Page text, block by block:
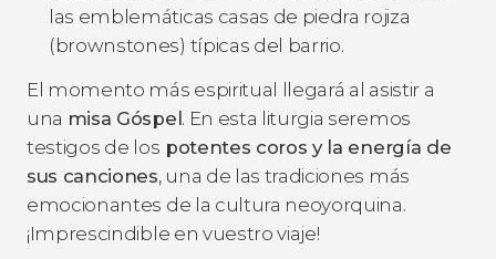
las emblemáticas casas de piedra rojiza
(brownstones) típicas del barrio.
El momento más espiritual llegará al asistir a
una misa Góspel. En esta liturgia seremos
testigos de los potentes coros y la energía de
sus canciones, una de las tradiciones más
emocionantes de la cultura neoyorquina.
¡Imprescindible en vuestro viaje!